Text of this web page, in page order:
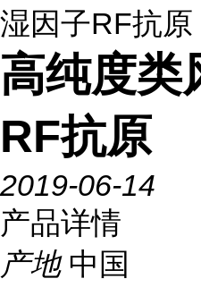
湿因子RF抗原
高纯度类
RF抗原
2019-06-14
产品详情
产地 中国